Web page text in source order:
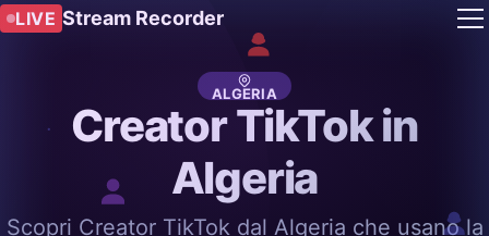
LIVE Stream Recorder
ALGERIA
Creator TikTok in
Algeria
Scopri Creator TikTok dal Algeria che usano la